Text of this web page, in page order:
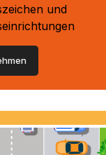
und